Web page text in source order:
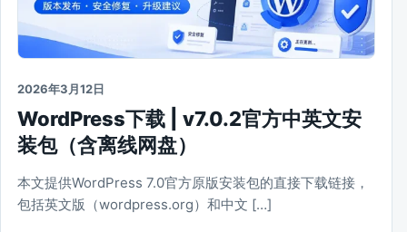
2026年3月12日
WordPress下载 | v7.0.2官方中英文安
装包（含离线网盘）
本文提供WordPress 7.0官方原版安装包的直接下载链接，
包括英文版（wordpress.org）和中文 […]